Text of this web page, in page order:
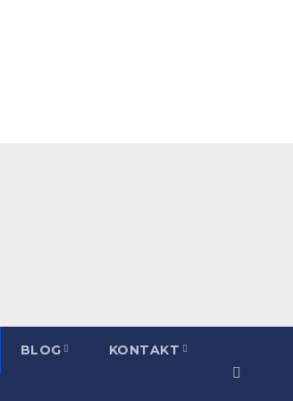
BLOG KONTAKT